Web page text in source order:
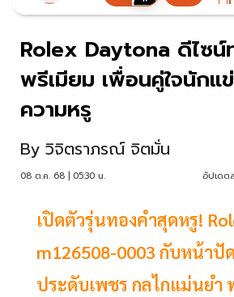
Rolex Daytona ดีไซ
พรีเมียม เพื่อนคู่ใจนักแ
ความหรู
By วิจิตราภรณ์ จิตมั่น
08 ต.ค. 68 | 05:30 น. อัปเดต
เปิดตัวรุ่นทองคำสุดหรู!
m126508-0003 กับหน้าปั
ประดับเพชร กลไกแม่นยำ